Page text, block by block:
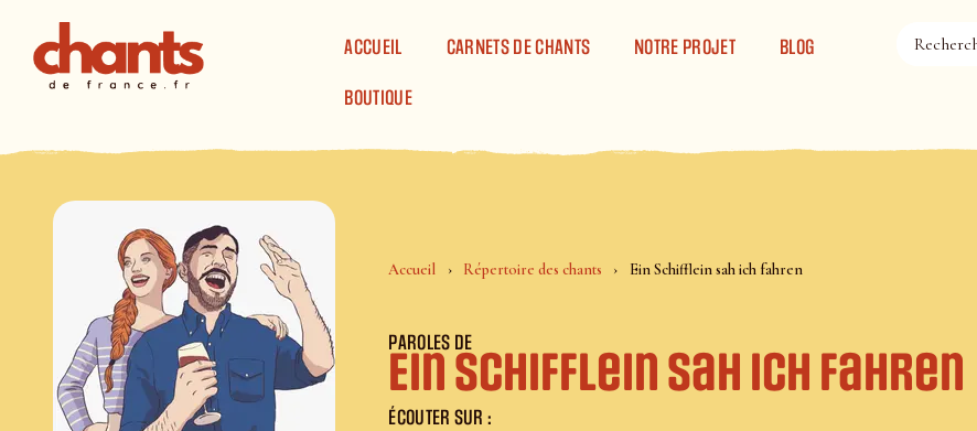
ACCUEIL
CARNETS DE CHANTS NOTRE PROJET BLOG
BOUTIQUE
Accueil Répertoire des chants Ein Schifflein sah ich fahren
PAROLES DE
Ein Schifflein sah ich fahren
ÉCOUTER SUR :